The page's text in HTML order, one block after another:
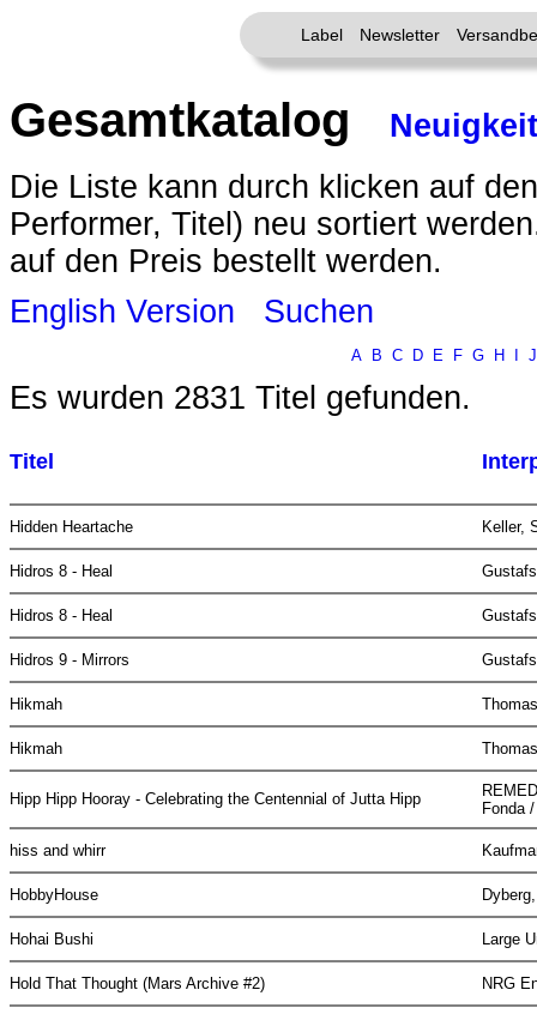
Label Newsletter
Gesamtkatalog
Die Liste kann durch klicken auf
Performer, Titel) neu sortiert
auf den Preis bestellt werden.
English Version
Suchen
A B C D E F G H J
Es wurden 2831 Titel gefunden.
Titel
Hidden Heartache Keller,
Hidros 8 - Heal
Hidros 8 - Heal
Hidros 9 - Mirrors
Hikmah
Hikmah
Hipp Hipp Hooray - Celebrating the Centennial of Jutta Hipp
Fonda
hiss and whirr
HobbyHouse
Hohai Bushi Large
Hold That Thought (Mars Archive #2) NRG